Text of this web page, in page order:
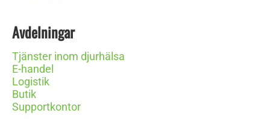
Avdelningar
Tjänster inom djurhälsa
E-handel
Logistik
Butik
Supportkontor